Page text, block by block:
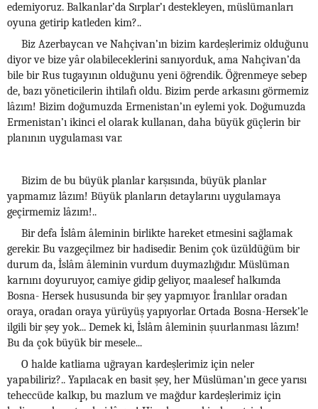
edemiyoruz. Balkanlar’da Sırplar’ı destekleyen, müslümanları
oyuna getirip katleden kim?..
Biz Azerbaycan ve Nahçivan’ın bizim kardeşlerimiz olduğunu
diyor ve bize yâr olabileceklerini sanıyorduk, ama Nahçivan’da
bile bir Rus tugayının olduğunu yeni öğrendik. Öğrenmeye sebep
de, bazı yöneticilerin ihtilafı oldu. Bizim perde arkasını görmemiz
lâzım! Bizim doğumuzda Ermenistan’ın eylemi yok. Doğumuzda
Ermenistan’ı ikinci el olarak kullanan, daha büyük güçlerin bir
planının uygulaması var.
Bizim de bu büyük planlar karşısında, büyük planlar
yapmamız lâzım! Büyük planların detaylarını uygulamaya
geçirmemiz lâzım!..
Bir defa İslâm âleminin birlikte hareket etmesini sağlamak
gerekir. Bu vazgeçilmez bir hadisedir. Benim çok üzüldüğüm bir
durum da, İslâm âleminin vurdum duymazlığıdır. Müslüman
karnını doyuruyor, camiye gidip geliyor, maalesef halkımda
Bosna- Hersek hususunda bir şey yapmıyor. İranlılar oradan
oraya, oradan oraya yürüyüş yapıyorlar. Ortada Bosna-Hersek’le
ilgili bir şey yok... Demek ki, İslâm âleminin şuurlanması lâzım!
Bu da çok büyük bir mesele...
O halde katliama uğrayan kardeşlerimiz için neler
yapabiliriz?.. Yapılacak en basit şey, her Müslüman’ın gece yarısı
teheccüde kalkıp, bu mazlum ve mağdur kardeşlerimiz için